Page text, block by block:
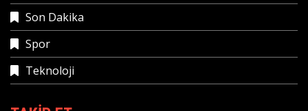
Son Dakika
Spor
Teknoloji